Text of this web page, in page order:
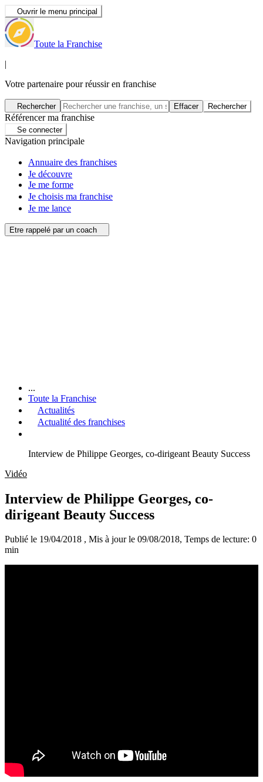
Ouvrir le menu principal
Toute la Franchise
|
Votre partenaire pour réussir en franchise
Rechercher Effacer Rechercher
Référencer ma franchise
Se connecter
Navigation principale
Annuaire des franchises
Je découvre
Je me forme
Je choisis ma franchise
Je me lance
Etre rappelé par un coach
...
Toute la Franchise
Actualités
Actualité des franchises
Interview de Philippe Georges, co-dirigeant Beauty Success
Vidéo
Interview de Philippe Georges, co-
dirigeant Beauty Success
Publié le 19/04/2018 , Mis à jour le 09/08/2018, Temps de lecture: 0
min